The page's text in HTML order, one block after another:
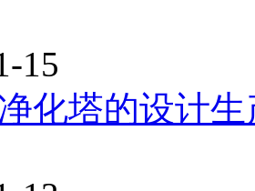
15
化塔的设计生